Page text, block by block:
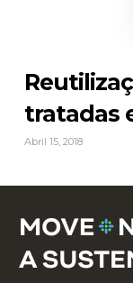
tratadas
Abril 15, 2018